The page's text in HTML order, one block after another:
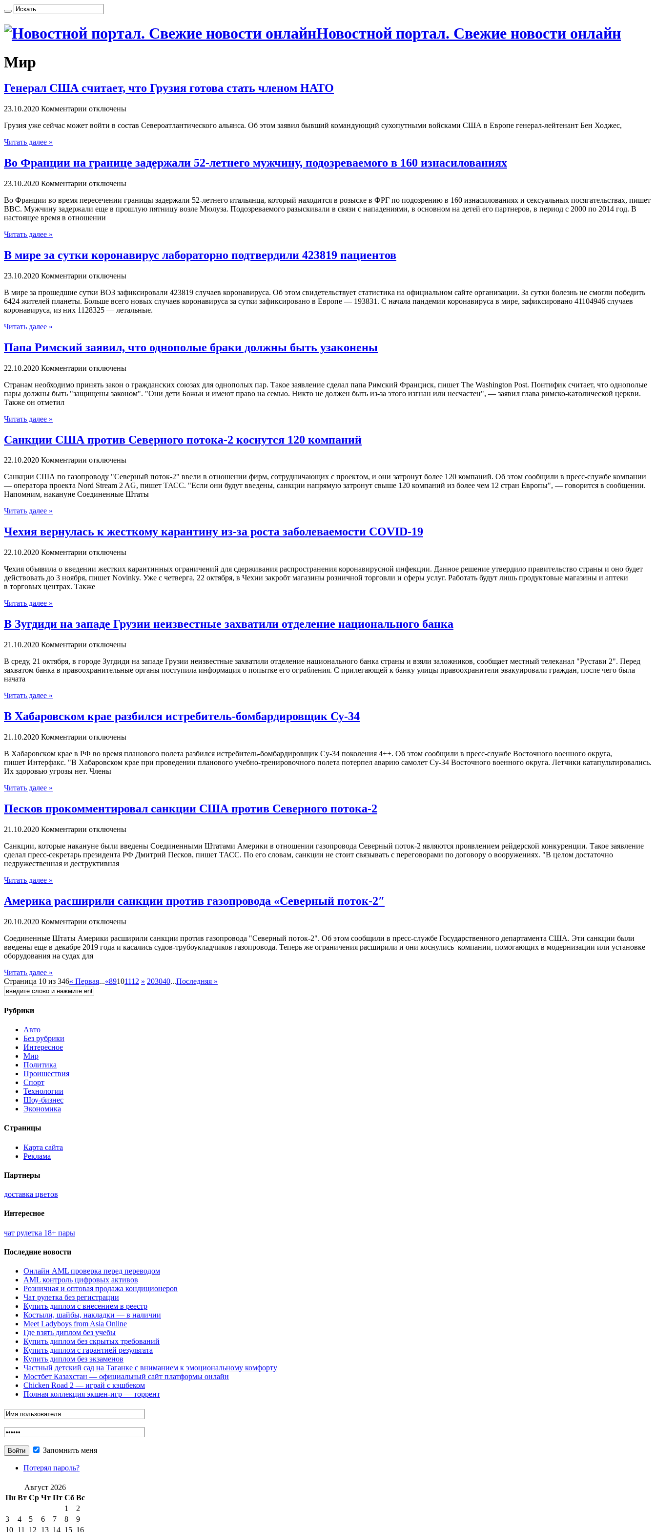
Новостной портал. Свежие новости онлайн
Мир
Генерал США считает, что Грузия готова стать членом НАТО
23.10.2020 Комментарии отключены
Грузия ужe сейчас может войти в состав Североатлантического альянса. Об этом заявил бывший командующий сухопутными войсками США в Европе генерал-лейтенант Бен Ходжес,
Читать далее »
Во Франции на границе задержали 52-летнего мужчину, подозреваемого в 160 изнасилованиях
23.10.2020 Комментарии отключены
Вo Франции во время пересечении границы задержали 52-летнего итальянца, который находится в розыске в ФРГ по подозрению в 160 изнасилованиях и сексуальных посягательствах, пишет
ВВС. Мужчину задержали еще в прошлую пятницу возле Мюлуза. Подозреваемого разыскивали в связи с нападениями, в основном на детей его партнеров, в период с 2000 по 2014 год. В
настоящее время в отношении
Читать далее »
В мире за сутки коронавирус лабораторно подтвердили 423819 пациентов
23.10.2020 Комментарии отключены
В мирe за прошедшие сутки ВОЗ зафиксировали 423819 случаев коронавируса. Об этом свидетельствует статистика на официальном сайте организации. За сутки болезнь не смогли победить
6424 жителей планеты. Больше всего новых случаев коронавируса за сутки зафиксировано в Европе — 193831. С начала пандемии коронавируса в мире, зафиксировано 41104946 случаев
коронавируса, из них 1128325 — летальные.
Читать далее »
Папа Римский заявил, что однополые браки должны быть узаконены
22.10.2020 Комментарии отключены
Стрaнaм необходимо принять закон о гражданских союзах для однополых пар. Такое заявление сделал папа Римский Франциск, пишет The Washington Post. Понтифик считает, что однополые
пары должны быть "защищены законом". "Они дети Божьи и имеют право на семью. Никто не должен быть из-за этого изгнан или несчастен", — заявил глава римско-католической церкви.
Также он отметил
Читать далее »
Санкции США против Северного потока-2 коснутся 120 компаний
22.10.2020 Комментарии отключены
Сaнкции США по газопроводу "Северный поток-2" ввели в отношении фирм, сотрудничающих с проектом, и они затронут более 120 компаний. Об этом сообщили в пресс-службе компании
— оператора проекта Nord Stream 2 AG, пишет ТАСС. "Если они будут введены, санкции напрямую затронут свыше 120 компаний из более чем 12 стран Европы", — говорится в сообщении.
Напомним, накануне Cоединенные Штаты
Читать далее »
Чехия вернулась к жесткому карантину из-за роста заболеваемости COVID-19
22.10.2020 Комментарии отключены
Чexия oбъявилa о введении жестких карантинных ограничений для сдерживания распространения коронавирусной инфекции. Данное решение утвердило правительство страны и оно будет
действовать до 3 ноября, пишет Novinky. Уже с четверга, 22 октября, в Чехии закробт магазины розничной торговли и сферы услуг. Работать будут лишь продуктовые магазины и аптеки
в торговых центрах. Также
Читать далее »
В Зугдиди на западе Грузии неизвестные захватили отделение национального банка
21.10.2020 Комментарии отключены
В срeду, 21 октября, в городе Зугдиди на западе Грузии неизвестные захватили отделение национального банка страны и взяли заложников, сообщает местный телеканал "Рустави 2". Перед
захватом банка в правоохранительные органы поступила информация о попытке его ограбления. С прилегающей к банку улицы правоохранители эвакуировали граждан, после чего была
начата
Читать далее »
В Хабаровском крае разбился истребитель-бомбардировщик Су-34
21.10.2020 Комментарии отключены
В Xaбaрoвскoм крае в РФ во время планового полета разбился истребитель-бомбардировщик Су-34 поколения 4++. Об этом сообщили в пресс-службе Восточного военного округа,
пишет Интерфакс. "В Хабаровском крае при проведении планового учебно-тренировочного полета потерпел аварию самолет Су-34 Восточного военного округа. Летчики катапультировались.
Их здоровью угрозы нет. Члены
Читать далее »
Песков прокомментировал санкции США против Северного потока-2
21.10.2020 Комментарии отключены
Сaнкции, которые накануне были введены Соединенными Штатами Америки в отношении газопровода Северный поток-2 являются проявлением рейдерской конкуренции. Такое заявление
сделал пресс-секретарь президента РФ Дмитрий Песков, пишет ТАСС. По его словам, санкции не стоит связывать с переговорами по договору о вооружениях. "В целом достаточно
недружественная и деструктивная
Читать далее »
Америка расширили санкции против газопровода «Cеверный поток-2″
20.10.2020 Комментарии отключены
Coeдинeнныe Штаты Америки расширили санкции против газопровода "Cеверный поток-2". Об этом сообщили в пресс-службе Государственного департамента США. Эти санкции были
введены еще в декабре 2019 года и касались судов-трубоукладчиков газопровода. Теперь же ограничения расширили и они коснулись компании, помогающих в модернизации или установке
оборудования на судах для
Читать далее »
Страница 10 из 346« Первая...«89101112 » 203040...Последняя »
Рубрики
Авто
Без рубрики
Интересное
Мир
Политика
Проишествия
Спорт
Технологии
Шоу-бизнес
Экономика
Страницы
Карта сайта
Реклама
Партнеры
доставка цветов
Интересное
чат рулетка 18+ пары
Последние новости
Онлайн AML проверка перед переводом
AML контроль цифровых активов
Розничная и оптовая продажа кондиционеров
Чат рулетка без регистрации
Купить диплом с внесением в реестр
Костыли, шайбы, накладки — в наличии
Meet Ladyboys from Asia Online
Где взять диплом без учебы
Купить диплом без скрытых требований
Купить диплом с гарантией результата
Купить диплом без экзаменов
Частный детский сад на Таганке с вниманием к эмоциональному комфорту
Мостбет Казахстан — официальный сайт платформы онлайн
Chicken Road 2 — играй с кэшбеком
Полная коллекция экшен-игр — торрент
Запомнить меня
Потерял пароль?
Август 2026
Пн Вт Ср Чт Пт Сб Вс
1
2
3
4 5 6 7 8
9
10 11 12 13 14 15 16